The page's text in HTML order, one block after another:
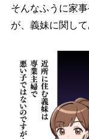
そんなふうに家
が、義妹に関し